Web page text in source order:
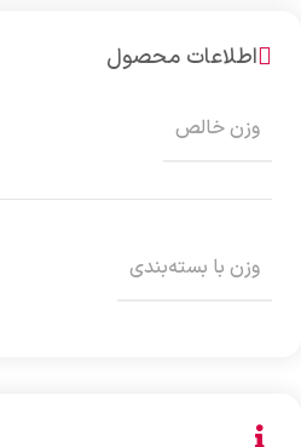
اطلاعات محصول
وزن خالص
وزن با بسته‌بندی